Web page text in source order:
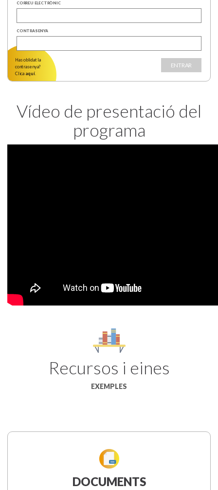
CORREU ELECTRÒNIC
CONTRASENYA
Has oblidat la
contrasenya?
Clica aquí.
Vídeo de presentació del
programa
Recursos i eines
EXEMPLES
DOCUMENTS